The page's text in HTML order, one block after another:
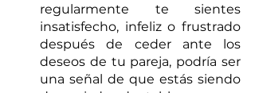
regularmente te sientes
insatisfecho, infeliz o frustrado
después de ceder ante los
deseos de tu pareja, podría ser
una señal de que estás siendo